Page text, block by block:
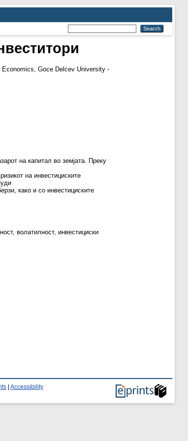
Goce Delcev University -
на капитал во земјата. Преку
на инвестициските
како и со инвестициските
волатилност, инвестициски
Accessibility